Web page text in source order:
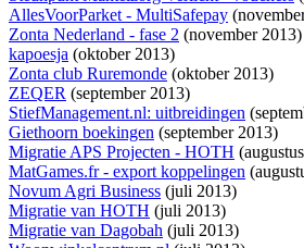
AllesVoorParket - MultiSafepay
Zonta Nederland - fase 2 (november 2013)
kapoesja (oktober 2013)
Zonta club Ruremonde (oktober 2013)
ZEQER (september 2013)
StiefManagement.nl: uitbreidingen
Giethoorn boekingen (september 2013)
Migratie APS Projecten - HOTH
MatGames.fr - export koppelingen
Novum Agri Business (juli 2013)
Migratie van HOTH (juli 2013)
Migratie van Dagobah (juli 2013)